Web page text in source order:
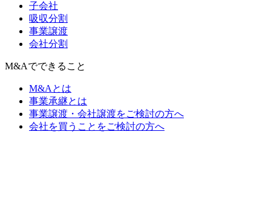
子会社
吸収分割
事業譲渡
会社分割
M&Aでできること
M&Aとは
事業承継とは
事業譲渡・会社譲渡をご検討の方へ
会社を買うことをご検討の方へ